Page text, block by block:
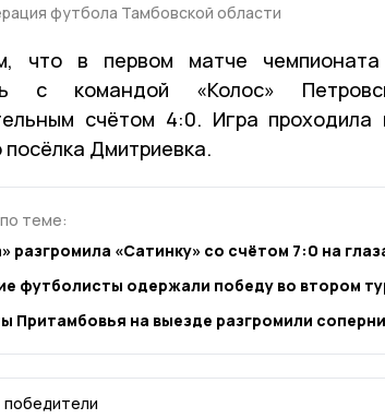
футбола Тамбовской области
что в первом матче чемпионата
с командой «Колос»
счётом 4:0. Игра проходила
посёлка Дмитриевка.
теме:
разгромила «Сатинку» со счётом 7:0 на
футболисты одержали победу во втором
Притамбовья на выезде разгромили
победители